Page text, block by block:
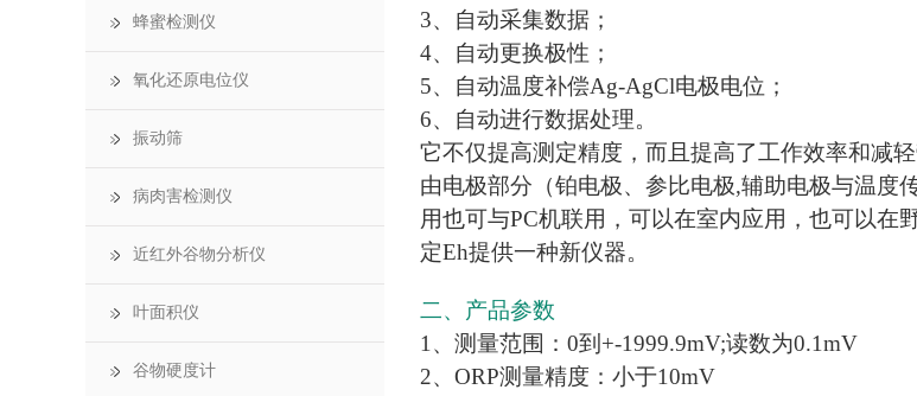
3、自动采集数据；
4、自动更换极性；
5、自动温度补偿Ag-AgCl电极电位；
6、自动进行数据处理。
它不仅提高测定精度，而且提高了工作效率和减
由电极部分（铂电极、参比电极,辅助电极与温度
用也可与PC机联用，可以在室内应用，也可以在
定Eh提供一种新仪器。
二、产品参数
1、测量范围：0到+-1999.9mV;读数为0.1mV
2、ORP测量精度：小于10mV
蜂蜜检测仪
氧化还原电位仪
振动筛
病肉害检测仪
近红外谷物分析仪
叶面积仪
谷物硬度计